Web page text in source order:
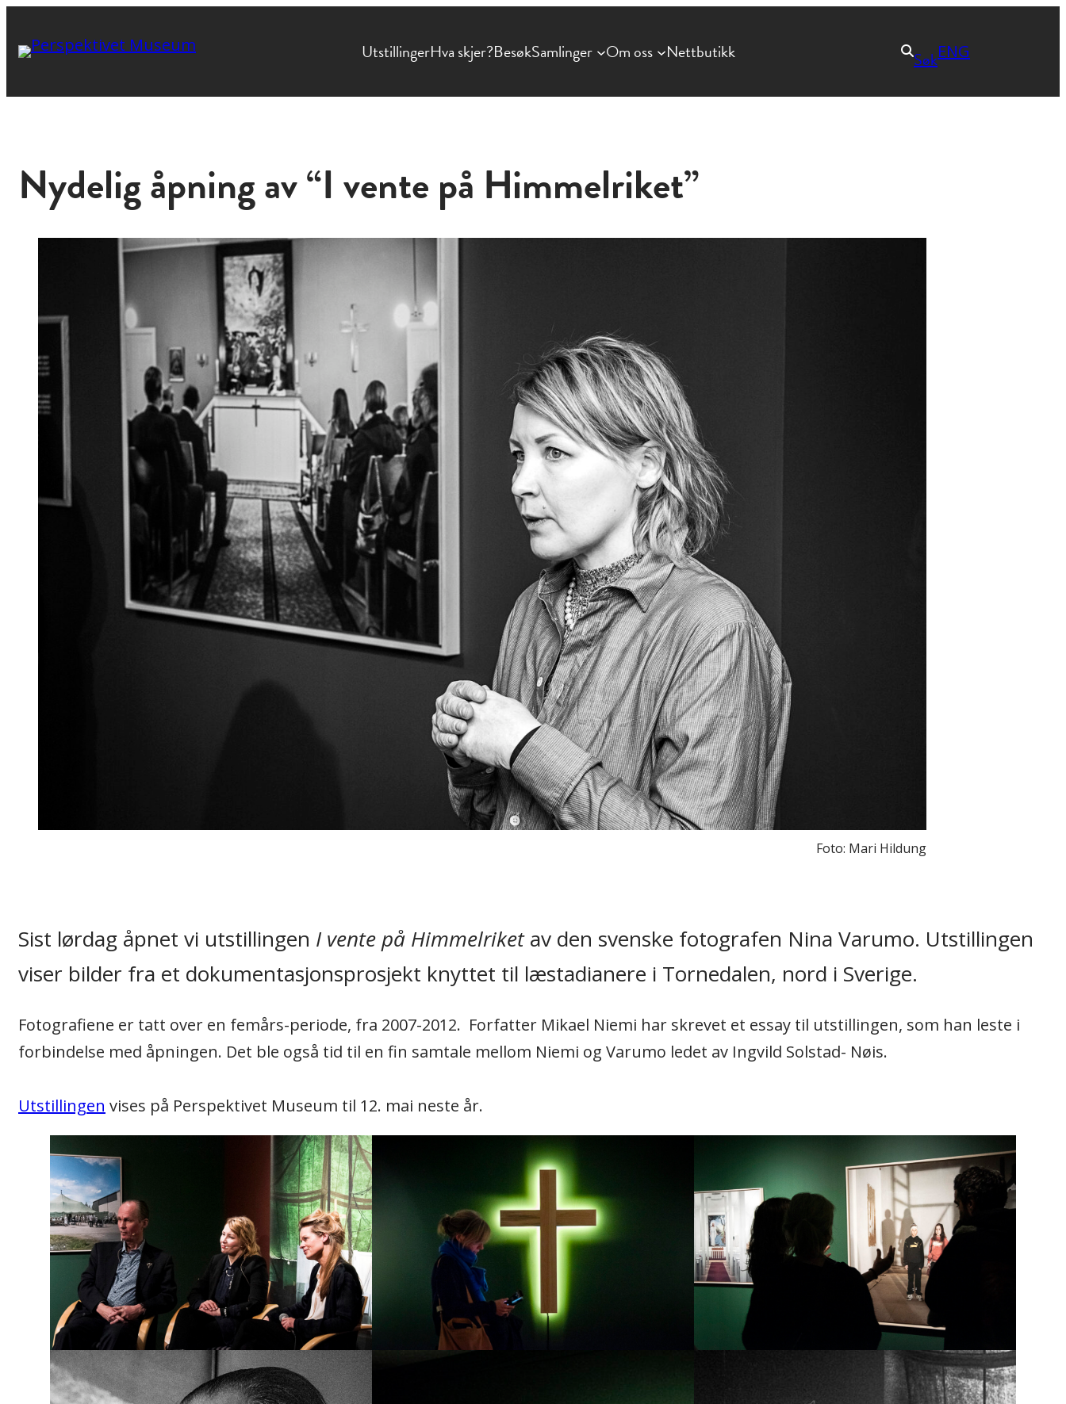
UtstillingerHva skjer?BesøkSamlinger Om oss Nettbutikk SøkENG
Nydelig åpning av “I vente på Himmelriket”
Foto: Mari Hildung
Sist lørdag åpnet vi utstillingen I vente på Himmelriketav den svenske fotografen Nina Varumo. Utstillingen
viser bilder fra et dokumentasjonsprosjekt knyttet til læstadianere i Tornedalen, nord i Sverige.
Fotografiene er tatt over en femårs-periode, fra 2007-2012. Forfatter Mikael Niemi har skrevet et essay til utstillingen, som han leste i
forbindelse med åpningen. Det ble også tid til en fin samtale mellom Niemi og Varumo ledet av Ingvild Solstad- Nøis.
Utstillingen vises på Perspektivet Museum til 12. mai neste år.